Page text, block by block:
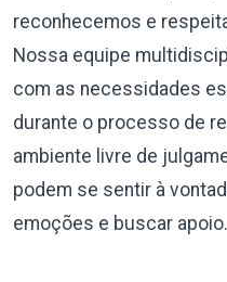
reconhecemos e
Nossa equipe
com as necessidades
durante o processo de
ambiente livre de
podem se sentir à
emoções e buscar apoio.